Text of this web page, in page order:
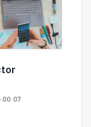
00:07